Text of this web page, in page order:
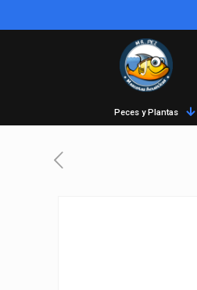
Peces y Plantas